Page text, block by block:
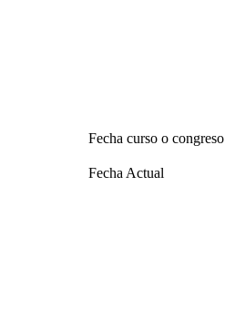
Fecha curso o congreso
Fecha Actual